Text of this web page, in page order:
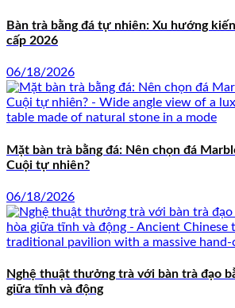
Bàn trà bằng đá tự nhiên: Xu hướng
cấp 2026
06/18/2026
Mặt bàn trà bằng đá: Nên chọn đá
Cuội tự nhiên?
06/18/2026
Nghệ thuật thưởng trà với bàn trà đạo
giữa tĩnh và động